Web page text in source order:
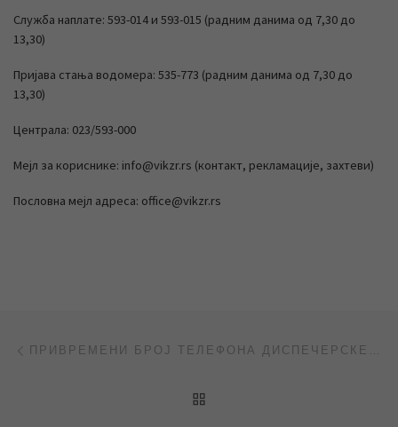
Служба наплате: 593-014 и 593-015 (радним данима од 7,30 до
13,30)
Пријава стања водомера: 535-773 (радним данима од 7,30 до
13,30)
Централа: 023/593-000
Мејл за кориснике: info@vikzr.rs (контакт, рекламације, захтеви)
Пословна мејл адреса: office@vikzr.rs
Post navigation ПРИВРЕМЕНИ БРОЈ ТЕЛЕФОНА ДИСПЕЧЕРСКЕ СЛУЖБЕ